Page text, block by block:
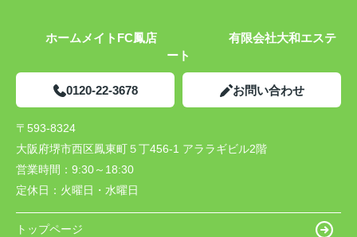
ホームメイトFC鳳店 有限会社大和エステ
ート
0120-22-3678 お問い合わせ
〒593-8324
大阪府堺市西区鳳東町５丁456-1 アララギビル2階
営業時間： 9:30～18:30
定休日： 火曜日・水曜日
トップページ